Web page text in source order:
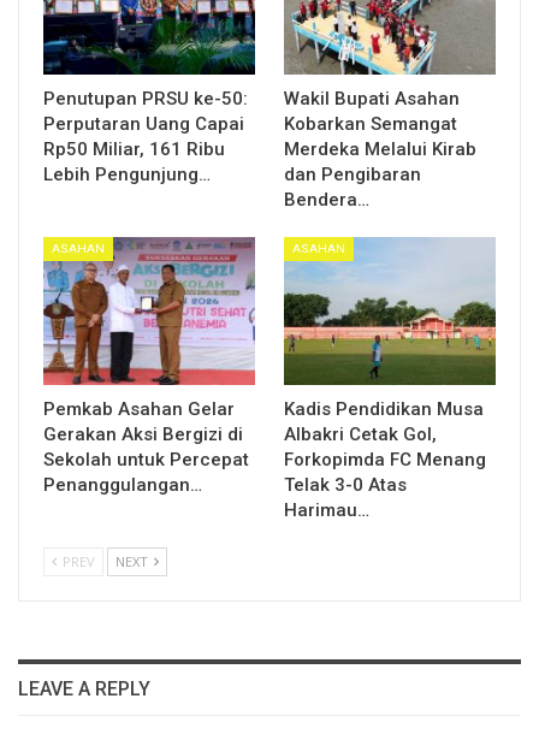
Penutupan PRSU ke-50:
Perputaran Uang Capai
Rp50 Miliar, 161 Ribu
Lebih Pengunjung…
Wakil Bupati Asahan
Kobarkan Semangat
Merdeka Melalui Kirab
dan Pengibaran
Bendera…
ASAHAN
Pemkab Asahan Gelar
Gerakan Aksi Bergizi di
Sekolah untuk Percepat
Penanggulangan…
ASAHAN
Kadis Pendidikan Musa
Albakri Cetak Gol,
Forkopimda FC Menang
Telak 3-0 Atas
Harimau…
PREV NEXT
LEAVE A REPLY